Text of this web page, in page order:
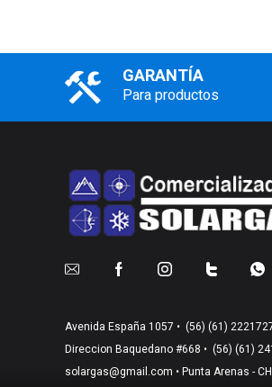
GARANTÍA
Para productos
Avenida España 1057 • (56) (61)
Direccion Baquedano #668 • (56) (61)
solargas@gmail.com • Punta Arenas -